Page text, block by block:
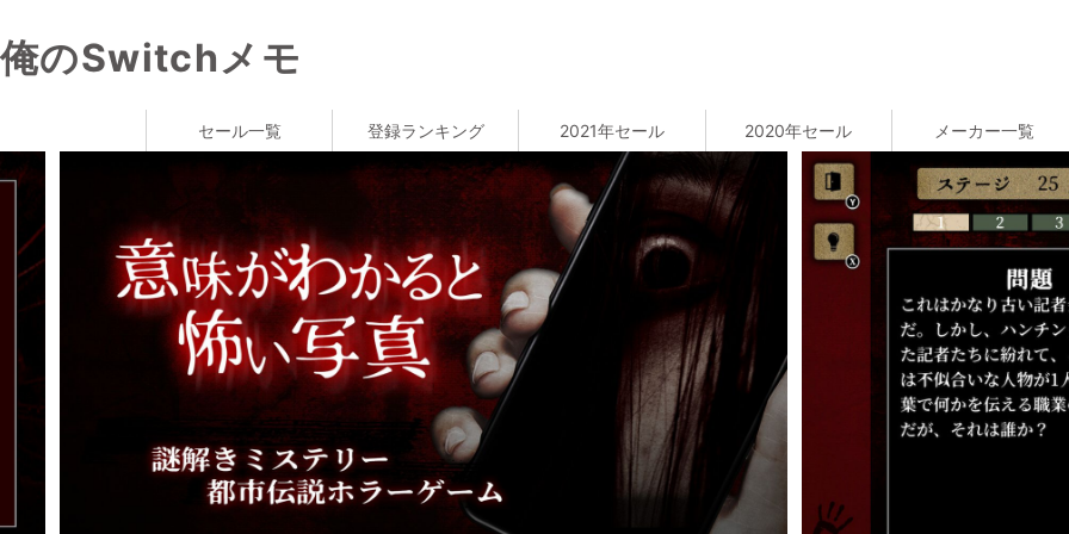
俺のSwitchメモ
セール一覧 登録ランキング 2021年セール 2020年セール メーカー一覧